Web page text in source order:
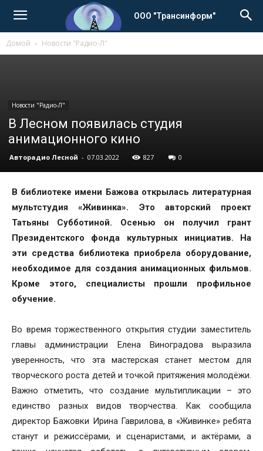
ООО "Трансинформ"
Домой Новости "Радио-Л"
Новости "Радио-Л"
В Лесном появилась студия
анимационного кино
Авторадио Лесной - 07.03.2022 827 0
В библиотеке имени Бажова открылась литературная
мультстудия «Живинка». Это авторский проект
Татьяны Субботиной. Осенью он получил грант
Президентского фонда культурных инициатив. На
эти средства библиотека приобрела оборудование,
необходимое для создания анимационных фильмов.
Кроме этого, специалисты прошли профильное
обучение.
Во время торжественного открытия студии заместитель
главы администрации Елена Виноградова выразила
уверенность, что эта мастерская станет местом для
творческого роста детей и точкой притяжения молодёжи.
Важно отметить, что создание мультипликации – это
единство разных видов творчества. Как сообщила
директор Бажовки Ирина Гаврилова, в «Живинке» ребята
станут и режиссёрами, и сценаристами, и актёрами, а